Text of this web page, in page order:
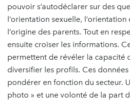
pouvoir s’autodéclarer sur des
l’orientation sexuelle,
l’origine des parents. Tout en
ensuite croiser les informations.
permettent de révéler la capacité
diversifier les profils. Ces données
pondérer en fonction du secteur.
photo » et une volonté de la part